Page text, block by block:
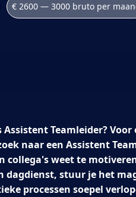
€ 2600 — 3000 bruto per
Assistent Teamleider?
naar een Assistent
collega's weet te
dagdienst, stuur je het
processen soepel